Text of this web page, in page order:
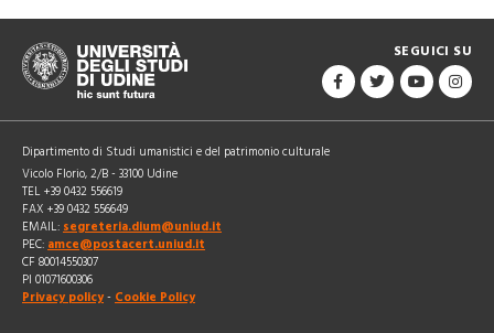
SEGUICI SU
Dipartimento di Studi umanistici e del patrimonio culturale
Vicolo Florio, 2/B - 33100 Udine
TEL +39 0432 556619
FAX +39 0432 556649
EMAIL: segreteria.dium@uniud.it
PEC: amce@postacert.uniud.it
CF 80014550307
PI 01071600306
Privacy policy - Cookie Policy